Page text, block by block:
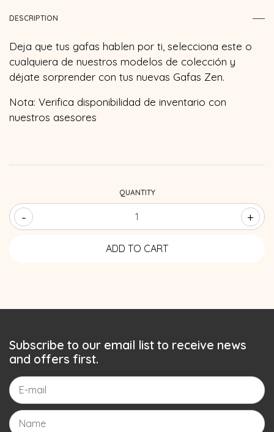
DESCRIPTION
Deja que tus gafas hablen por ti, selecciona este o
cualquiera de nuestros modelos de colección y
déjate sorprender con tus nuevas Gafas Zen.
Nota: Verifica disponibilidad de inventario con
nuestros asesores
QUANTITY
- +
Subscribe to our email list to receive news
and offers first.